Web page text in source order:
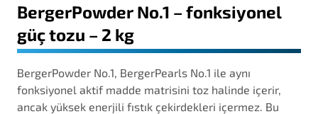
BergerPowder No.1 – fonksiyonel
güç tozu – 2 kg
BergerPowder No.1, BergerPearls No.1 ile aynı
fonksiyonel aktif madde matrisini toz halinde içerir,
ancak yüksek enerjili fıstık çekirdekleri içermez. Bu